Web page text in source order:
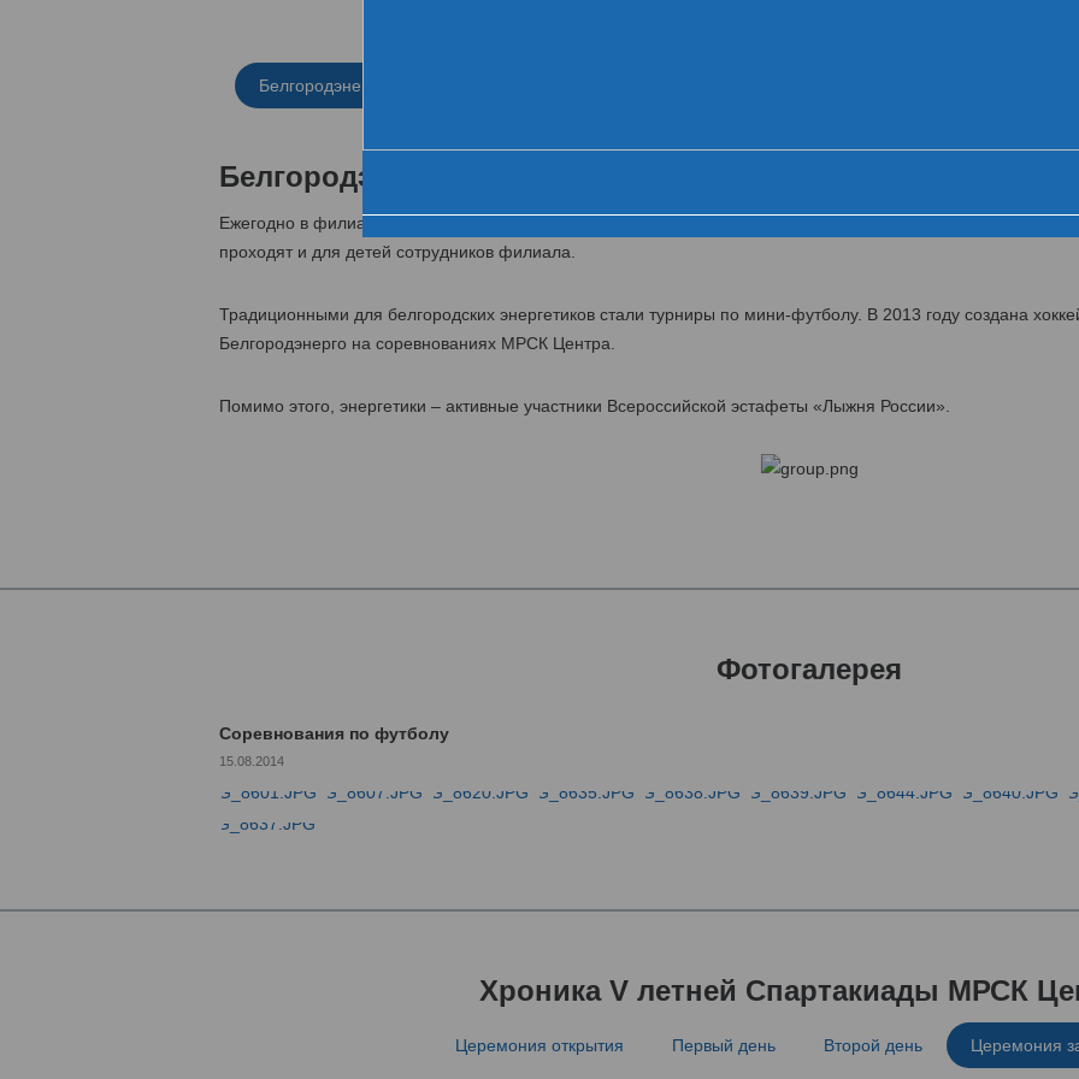
Белгородэнерго
Белгородэнерго
Ежегодно в филиале МРСК Центра - «Белгородэнерго» проводятся спартакиады для персонала
проходят и для детей сотрудников филиала.
Традиционными для белгородских энергетиков стали турниры по мини-футболу. В 2013 году создана
Белгородэнерго на соревнованиях МРСК Центра.
Помимо этого, энергетики – активные участники Всероссийской эстафеты «Лыжня России».
Фотогалерея
Соревнования по футболу
15.08.2014
Хроника V летней Спартакиады МРСК
Церемония открытия Первый день Второй день Церемония